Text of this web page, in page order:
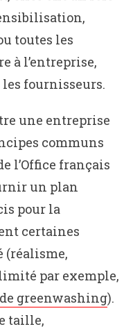
toutes les
à l’entreprise,
fournisseurs.
une entreprise
communs
l’Office français
un plan
pour la
certaines
(réalisme,
par exemple,
greenwashing).
taille,